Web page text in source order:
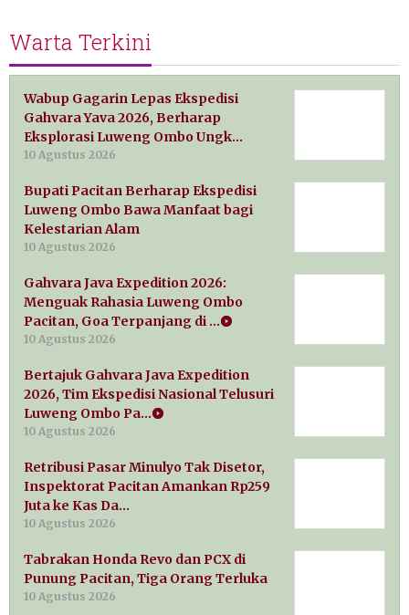
Warta Terkini
Wabup Gagarin Lepas Ekspedisi
Gahvara Yava 2026, Berharap
Eksplorasi Luweng Ombo Ungk…
10 Agustus 2026
Bupati Pacitan Berharap Ekspedisi
Luweng Ombo Bawa Manfaat bagi
Kelestarian Alam
10 Agustus 2026
Gahvara Java Expedition 2026:
Menguak Rahasia Luweng Ombo
Pacitan, Goa Terpanjang di …
10 Agustus 2026
Bertajuk Gahvara Java Expedition
2026, Tim Ekspedisi Nasional Telusuri
Luweng Ombo Pa…
10 Agustus 2026
Retribusi Pasar Minulyo Tak Disetor,
Inspektorat Pacitan Amankan Rp259
Juta ke Kas Da…
10 Agustus 2026
Tabrakan Honda Revo dan PCX di
Punung Pacitan, Tiga Orang Terluka
10 Agustus 2026